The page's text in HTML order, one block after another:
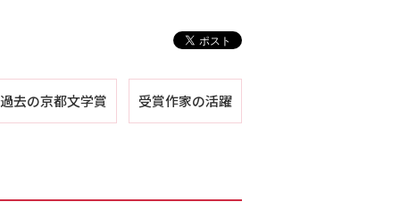
過去の京都文学賞
受賞作家の活躍